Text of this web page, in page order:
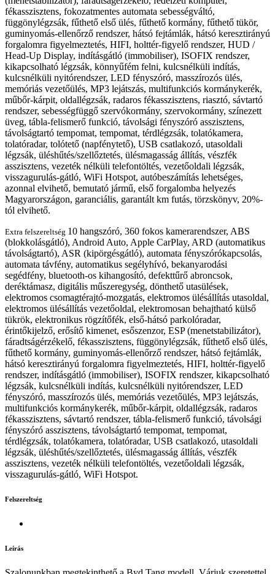
fékasszisztens, fokozatmentes automata sebességváltó,
függönylégzsák, fűthető első ülés, fűthető kormány, fűthető tükör,
guminyomás-ellenőrző rendszer, hátsó fejtámlák, hátsó keresztirányú
forgalomra figyelmeztetés, HIFI, holttér-figyelő rendszer, HUD /
Head-Up Display, indításgátló (immobiliser), ISOFIX rendszer,
kikapcsolható légzsák, könnyűfém felni, kulcsnélküli indítás,
kulcsnélküli nyitórendszer, LED fényszóró, masszírozós ülés,
memóriás vezetőülés, MP3 lejátszás, multifunkciós kormánykerék,
műbőr-kárpit, oldallégzsák, radaros fékasszisztens, riasztó, sávtartó
rendszer, sebességfüggő szervókormány, szervokormány, színezett
üveg, tábla-felismerő funkció, távolsági fényszóró asszisztens,
távolságtartó tempomat, tempomat, térdlégzsák, tolatókamera,
tolatóradar, tolótető (napfénytető), USB csatlakozó, utasoldali
légzsák, üléshűtés/szellőztetés, ülésmagasság állítás, vészfék
asszisztens, vezeték nélküli telefontöltés, vezetőoldali légzsák,
visszagurulás-gátló, WiFi Hotspot, autóbeszámítás lehetséges,
azonnal elvihető, bemutató jármű, első forgalomba helyezés
Magyarországon, garanciális, garantált km futás, törzskönyv, 20%-
tól elvihető.
Extra felszereltség 10 hangszóró, 360 fokos kamerarendszer, ABS
(blokkolásgátló), Android Auto, Apple CarPlay, ARD (automatikus
távolságtartó), ASR (kipörgésgátló), automata fényszórókapcsolás,
automata távfény, automatikus segélyhívó, bekanyarodási
segédfény, bluetooth-os kihangosító, defekttűrő abroncsok,
deréktámasz, digitális műszeregység, dönthető utasülések,
elektromos csomagtérajtó-mozgatás, elektromos ülésállítás utasoldal,
elektromos ülésállítás vezetőoldal, elektromosan behajtható külső
tükrök, elektronikus rögzítőfék, első-hátsó parkolóradar,
érintőkijelző, erősítő kimenet, esőszenzor, ESP (menetstabilizátor),
fáradtságérzékelő, fékasszisztens, függönylégzsák, fűthető első ülés,
fűthető kormány, guminyomás-ellenőrző rendszer, hátsó fejtámlák,
hátsó keresztirányú forgalomra figyelmeztetés, HIFI, holttér-figyelő
rendszer, indításgátló (immobiliser), ISOFIX rendszer, kikapcsolható
légzsák, kulcsnélküli indítás, kulcsnélküli nyitórendszer, LED
fényszóró, masszírozós ülés, memóriás vezetőülés, MP3 lejátszás,
multifunkciós kormánykerék, műbőr-kárpit, oldallégzsák, radaros
fékasszisztens, sávtartó rendszer, tábla-felismerő funkció, távolsági
fényszóró asszisztens, távolságtartó tempomat, tempomat,
térdlégzsák, tolatókamera, tolatóradar, USB csatlakozó, utasoldali
légzsák, üléshűtés/szellőztetés, ülésmagasság állítás, vészfék
asszisztens, vezeték nélküli telefontöltés, vezetőoldali légzsák,
visszagurulás-gátló, WiFi Hotspot.
Felszereltség
Leírás